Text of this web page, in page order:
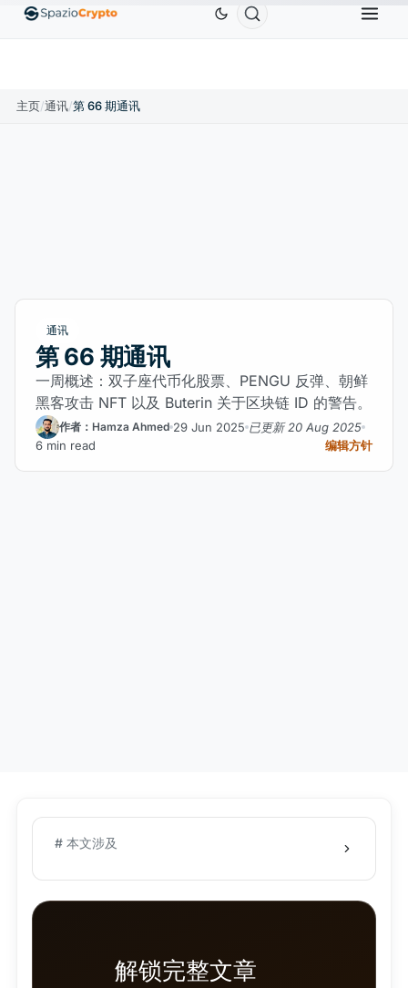
↑1.10% EthereumETHUS$1,880.58 TetherUSDT ↑0.00%
主页/通讯/第 66 期通讯
通讯
第 66 期通讯
一周概述：双子座代币化股票、PENGU 反弹、朝鲜
黑客攻击 NFT 以及 Buterin 关于区块链 ID 的警告。
作者：Hamza Ahmed 29 Jun 2025 已更新 20 Aug 2025
6 min read
编辑方针
# 本文涉及
解锁完整文章